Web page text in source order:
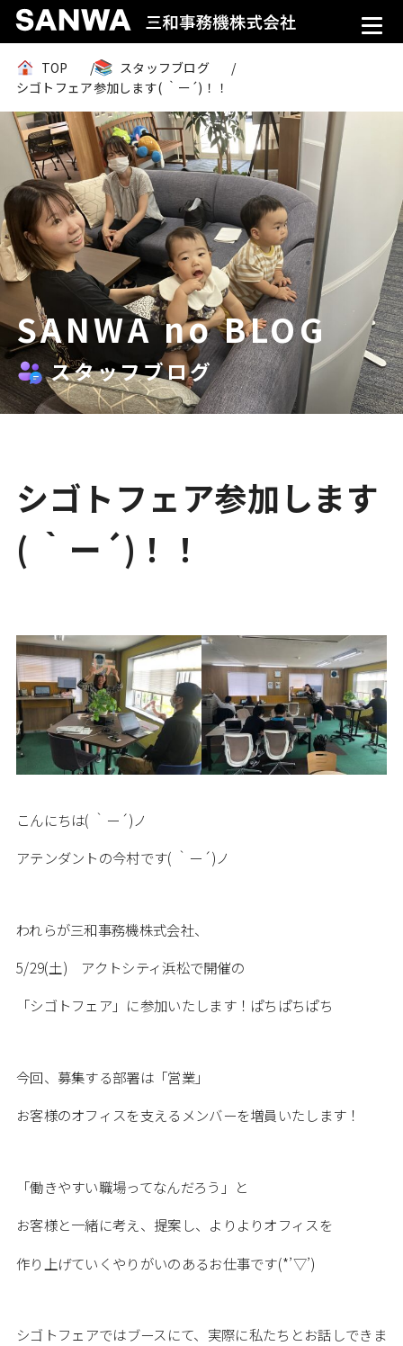
TOP
スタッフブログ
シゴトフェア参加します( ｀ー´)！！
SANWA no BLOG
スタッフブログ
シゴトフェア参加します
( ｀ー´)！！
こんにちは( ｀ー´)ノ
アテンダントの今村です( ｀ー´)ノ
われらが三和事務機株式会社、
5/29(土) アクトシティ浜松で開催の
「シゴトフェア」に参加いたします！ぱちぱちぱち
今回、募集する部署は「営業」
お客様のオフィスを支えるメンバーを増員いたします！
「働きやすい職場ってなんだろう」と
お客様と一緒に考え、提案し、よりよりオフィスを
作り上げていくやりがいのあるお仕事です(*’▽’)
シゴトフェアではブースにて、実際に私たちとお話しできま